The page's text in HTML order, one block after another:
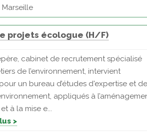
Marseille
projets écologue (H/F)
cabinet de recrutement spécialisé
de l’environnement, intervient
un bureau d’études d'expertise et de
appliqués à
à la mise e...
>